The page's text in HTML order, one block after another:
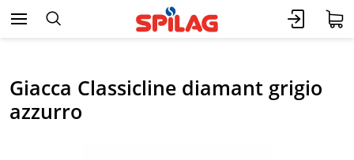
Giacca Classicline diamant grigio
azzurro